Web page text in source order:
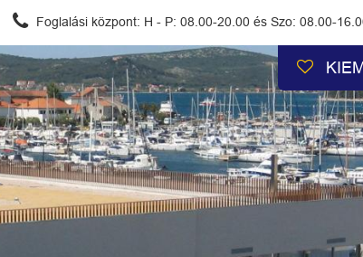
Foglalási központ: H - P: 08.00-20.00 és Szo: 08.00-